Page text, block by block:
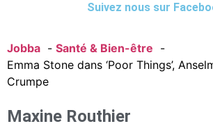
Suivez nous sur
Jobba
Santé & Bien-être
Emma Stone dans ‘Poor Things’,
Crumpe
Maxine Routhier